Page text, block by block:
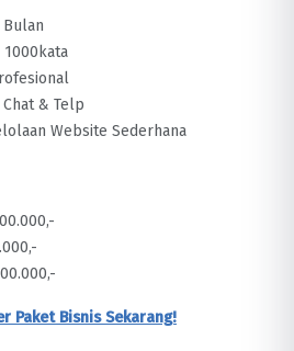
Bulan
1000kata
& Telp
Website Sederhana
Paket Bisnis Sekarang!